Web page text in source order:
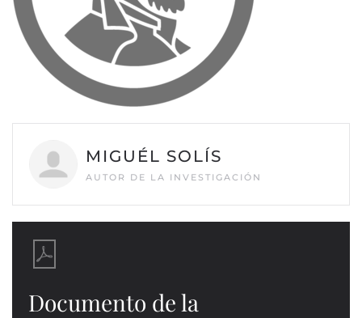
MIGUÉL SOLÍS
AUTOR DE LA INVESTIGACIÓN
Documento de la